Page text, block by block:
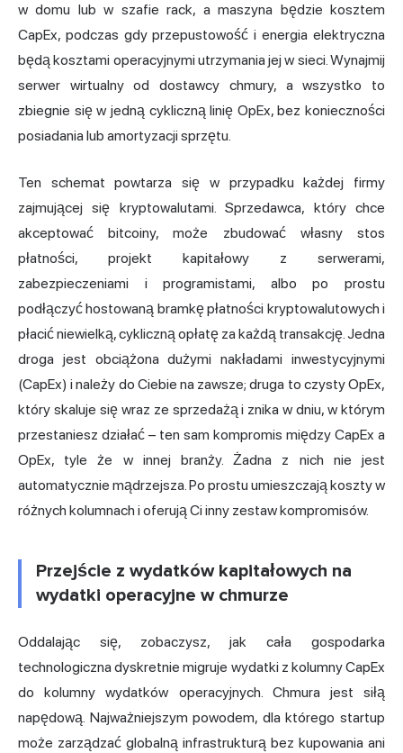
w domu lub w szafie rack, a maszyna będzie kosztem
CapEx, podczas gdy przepustowość i energia elektryczna
będą kosztami operacyjnymi utrzymania jej w sieci. Wynajmij
serwer wirtualny od dostawcy chmury, a wszystko to
zbiegnie się w jedną cykliczną linię OpEx, bez konieczności
posiadania lub amortyzacji sprzętu.
Ten schemat powtarza się w przypadku każdej firmy
zajmującej się kryptowalutami. Sprzedawca, który chce
akceptować bitcoiny, może zbudować własny stos
płatności, projekt kapitałowy z serwerami,
zabezpieczeniami i programistami, albo po prostu
podłączyć hostowaną bramkę płatności kryptowalutowych i
płacić niewielką, cykliczną opłatę za każdą transakcję. Jedna
droga jest obciążona dużymi nakładami inwestycyjnymi
(CapEx) i należy do Ciebie na zawsze; druga to czysty OpEx,
który skaluje się wraz ze sprzedażą i znika w dniu, w którym
przestaniesz działać – ten sam kompromis między CapEx a
OpEx, tyle że w innej branży. Żadna z nich nie jest
automatycznie mądrzejsza. Po prostu umieszczają koszty w
różnych kolumnach i oferują Ci inny zestaw kompromisów.
Przejście z wydatków kapitałowych na
wydatki operacyjne w chmurze
Oddalając się, zobaczysz, jak cała gospodarka
technologiczna dyskretnie migruje wydatki z kolumny CapEx
do kolumny wydatków operacyjnych. Chmura jest siłą
napędową. Najważniejszym powodem, dla którego startup
może zarządzać globalną infrastrukturą bez kupowania ani